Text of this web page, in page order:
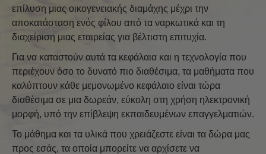
επίλυση μιας οικογενειακής διαμάχης μέχρι την
αποκατάσταση ενός φίλου από τα ναρκωτικά και τη
διαχείριση μιας εταιρείας για βέλτιστη επιτυχία.
Για να καταστούν αυτά τα κεφάλαια και η τεχνολογία που
περιέχουν όσο το δυνατό πιο διαθέσιμα, τα μαθήματα που
καλύπτουν κάθε μεμονωμένο κεφάλαιο είναι τώρα
διαθέσιμα σε μια δωρεάν, εύκολη στη χρήση ηλεκτρονική
μορφή, υπό την επίβλεψη εκπαιδευμένων επαγγελματιών.
Το μάθημα και τα υλικά που χρειάζεστε είναι τα δώρα μας
προς εσάς, τα οποία μπορείτε να αρχίσετε να